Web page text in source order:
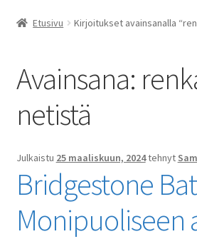
Sisärenkaat ja nauhat
Rengasmerkit
Vinkit&ohjeet
Etusivu Kirjoitukset avainsanalla
Avainsana:
netistä
Julkaistu 25 maaliskuun, 2024tehnyt
Bridgestone
Monipuoliseen